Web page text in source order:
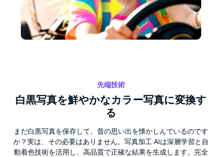
先端技術
白黒写真を鮮やかなカラー写真に変換す
る
まだ白黒写真を保存して、昔の思い出を懐かしんでいるのです
か？実は、その必要はありません。写真加工 AIは深層学習と自
動着色技術を活用し、高品質で正確な結果を生成します。完全